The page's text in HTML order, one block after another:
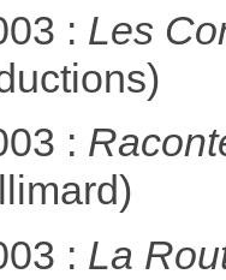
: Les
:
: La